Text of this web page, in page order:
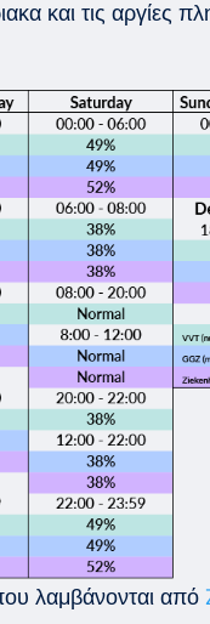
και τις αργίες
λαμβάνονται από